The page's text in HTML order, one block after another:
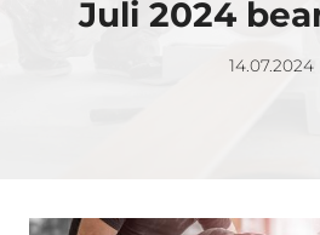
Juli 2024
14.07.2024